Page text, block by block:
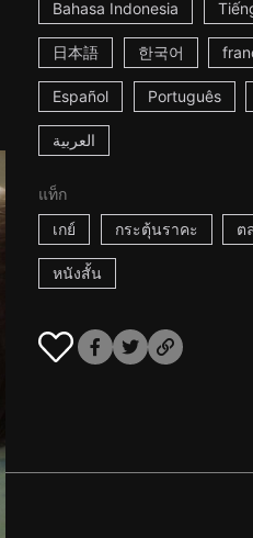
Bahasa Indonesia
日本語 한국어
Español Português
العربية
แท็ก
เกย์
กระตุ้นราคะ ต
หนังสั้น